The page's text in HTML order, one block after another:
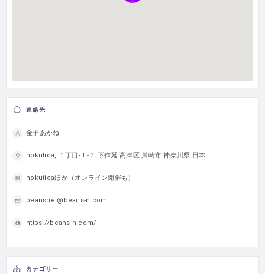
連絡先
金子あかね
nokutica, １丁目-１-７ 下作延 高津区 川崎市 神奈川県 日本
nokuticaほか（オンライン開催も）
beansnet@beans-n.com
https://beans-n.com/
カテゴリー